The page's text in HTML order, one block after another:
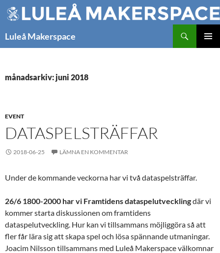
Hoppa
till
Luleå Makerspace
månadsarkiv: juni 2018
EVENT
DATASPELSTRÄFFAR
2018-06-25 LÄMNA EN KOMMENTAR
Under de kommande veckorna har vi två dataspelsträffar.
26/6 1800-2000 har vi Framtidens dataspelutvecklingdär vi
kommer starta diskussionen om framtidens
dataspelutveckling. Hur kan vi tillsammans möjliggöra så att
fler får lära sig att skapa spel och lösa spännande utmaningar.
Joacim Nilsson tillsammans med Luleå Makerspace välkomnar